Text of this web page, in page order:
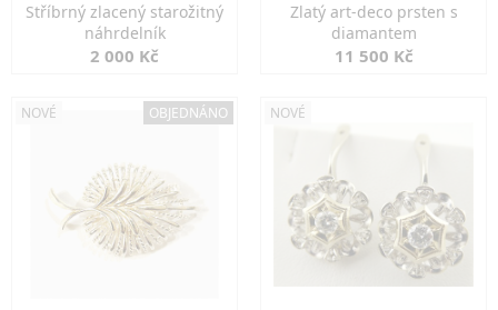
Stříbrný zlacený starožitný
náhrdelník
2 000 Kč
Zlatý art-deco prsten s
diamantem
11 500 Kč
NOVÉ OBJEDNÁNO NOVÉ